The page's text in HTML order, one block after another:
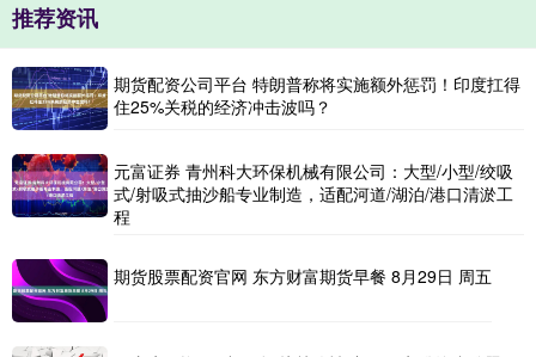
推荐资讯
期货配资公司平台 特朗普称将实施额外惩罚！印度扛得
住25%关税的经济冲击波吗？
元富证券 青州科大环保机械有限公司：大型/小型/绞吸
式/射吸式抽沙船专业制造，适配河道/湖泊/港口清淤工
程
期货股票配资官网 东方财富期货早餐 8月29日 周五